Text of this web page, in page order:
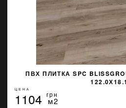
ПВХ ПЛИТКА SPC
122.0Х18.1
ЦЕНА
1104 грн
м2